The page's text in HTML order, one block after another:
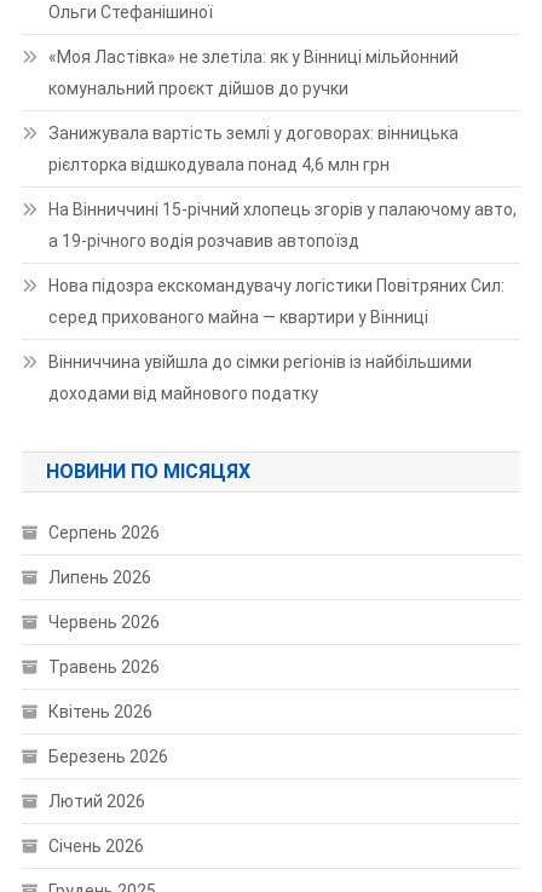
Ольги Стефанішиної
«Моя Ластівка» не злетіла: як у Вінниці мільйонний
комунальний проєкт дійшов до ручки
Занижувала вартість землі у договорах: вінницька
рієлторка відшкодувала понад 4,6 млн грн
На Вінниччині 15-річний хлопець згорів у палаючому авто,
а 19-річного водія розчавив автопоїзд
Нова підозра екскомандувачу логістики Повітряних Сил:
серед прихованого майна — квартири у Вінниці
Вінниччина увійшла до сімки регіонів із найбільшими
доходами від майнового податку
НОВИНИ ПО МІСЯЦЯХ
Серпень 2026
Липень 2026
Червень 2026
Травень 2026
Квітень 2026
Березень 2026
Лютий 2026
Січень 2026